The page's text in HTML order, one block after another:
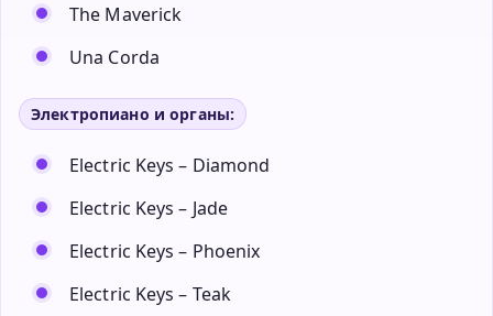
The Maverick
Una Corda
Электропиано и органы:
Electric Keys – Diamond
Electric Keys – Jade
Electric Keys – Phoenix
Electric Keys – Teak